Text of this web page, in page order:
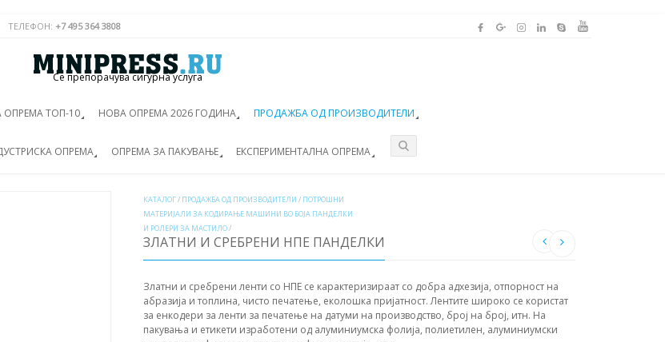
ТЕЛЕФОН: +7 495 364 3808
Се препорачува сигурна услуга
ОПРЕМА ТОП-10 НОВА ОПРЕМА 2026 ГОДИНА ПРОДАЖБА ОД ПРОИЗВОДИТЕЛИ
ОПРЕМА ОПРЕМА ЗА ПАКУВАЊЕ ЕКСПЕРИМЕНТАЛНА ОПРЕМА
КАТАЛОГ/ ПРОДАЖБА ОД ПРОИЗВОДИТЕЛИ / ПОТРОШНИ
МАТЕРИЈАЛИ ЗА КОДИРАЊЕ МАШИНИ ВО БОЈА ПАНДЕЛКИ
И РОЛЕРИ ЗА МАСТИЛО/
ЗЛАТНИ И СРЕБРЕНИ НПЕ ПАНДЕЛКИ
Златни и сребрени ленти со НПЕ се карактеризираат со добра адхезија, отпорност на
абразија и топлина, чисто печатење, еколошка пријатност. Лентите широко се користат
за енкодери за ленти за печатење на датуми на производство, број на број, итн. На
пакувања и етикети изработени од алуминиумска фолија, полиетилен, алуминиумски